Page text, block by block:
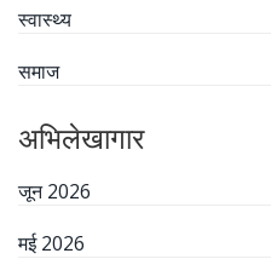
स्वास्थ्य
समाज
अभिलेखागार
जून 2026
मई 2026